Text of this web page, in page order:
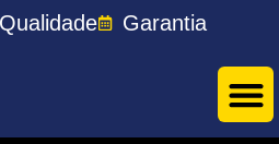
Qualidade Garantia